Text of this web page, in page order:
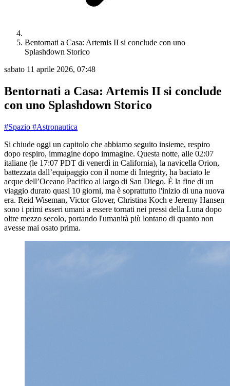
Bentornati a Casa: Artemis II si conclude con uno
Splashdown Storico
sabato 11 aprile 2026, 07:48
Bentornati a Casa: Artemis II si conclude
con uno Splashdown Storico
#Spazio #Astronautica
Si chiude oggi un capitolo che abbiamo seguito insieme, respiro
dopo respiro, immagine dopo immagine. Questa notte, alle 02:07
italiane (le 17:07 PDT di venerdì in California), la navicella Orion,
battezzata dall’equipaggio con il nome di Integrity, ha baciato le
acque dell’Oceano Pacifico al largo di San Diego. È la fine di un
viaggio durato quasi 10 giorni, ma è soprattutto l'inizio di una nuova
era. Reid Wiseman, Victor Glover, Christina Koch e Jeremy Hansen
sono i primi esseri umani a essere tornati nei pressi della Luna dopo
oltre mezzo secolo, portando l'umanità più lontano di quanto non
avesse mai osato prima.